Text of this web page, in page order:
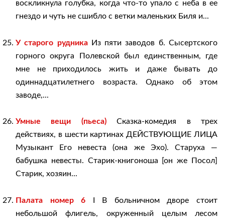
воскликнула голубка, когда что-то упало c неба в ее
гнездо и чуть не сшибло с ветки маленьких Биля и...
У старого рудникаИз пяти заводов б. Сысертского
горного округа Полевской был единственным, где
мне не приходилось жить и даже бывать до
одиннадцатилетнего возраста. Однако об этом
заводе,...
Умные вещи (пьеса)Сказка-комедия в трех
действиях, в шести картинах ДЕЙСТВУЮЩИЕ ЛИЦА
Музыкант Его невеста (она же Эхо). Старуха —
бабушка невесты. Старик-книгоноша [он же Посол]
Старик, хозяин...
Палата номер 6 I В больничном дворе стоит
небольшой флигель, окруженный целым лесом